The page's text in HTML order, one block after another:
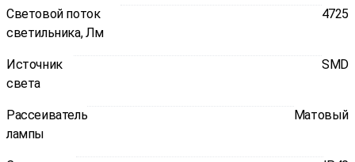
Световой поток
светильника, Лм
4725
Источник
света
SMD
Рассеиватель
лампы
Матовый